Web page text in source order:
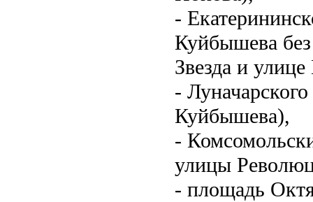
-
Куйбышева
Звезда и
-
Куйбышева),
-
улицы
- площадь